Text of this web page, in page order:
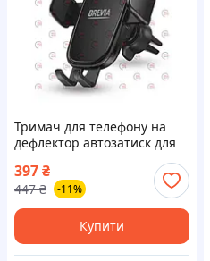
Тримач для телефону на
дефлектор автозатиск для
4,7 - 6,8" телефонів Brevia
397₴
447 ₴ -11%
Купити